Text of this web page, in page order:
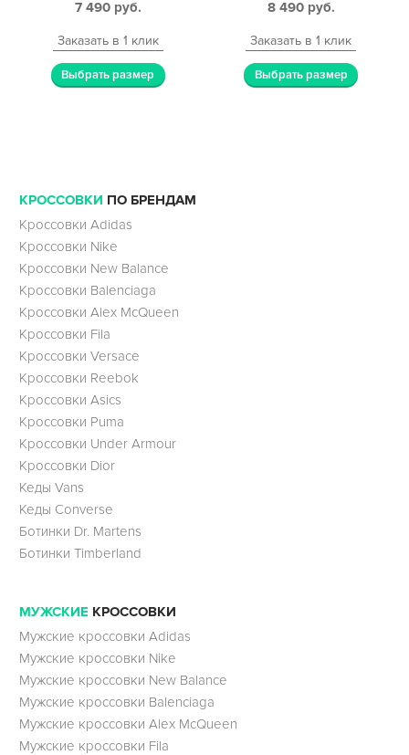
7 490 руб.
Заказать в 1 клик
Выбрать размер
8 490 руб.
Заказать в 1 клик
Выбрать размер
КРОССОВКИ ПО БРЕНДАМ
Кроссовки Adidas
Кроссовки Nike
Кроссовки New Balance
Кроссовки Balenciaga
Кроссовки Alex McQueen
Кроссовки Fila
Кроссовки Versace
Кроссовки Reebok
Кроссовки Asics
Кроссовки Puma
Кроссовки Under Armour
Кроссовки Dior
Кеды Vans
Кеды Converse
Ботинки Dr. Martens
Ботинки Timberland
МУЖСКИЕ КРОССОВКИ
Мужские кроссовки Adidas
Мужские кроссовки Nike
Мужские кроссовки New Balance
Мужские кроссовки Balenciaga
Мужские кроссовки Alex McQueen
Мужские кроссовки Fila